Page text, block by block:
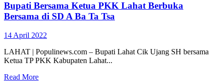
Bupati Bersama Ketua PKK Lahat Berbuka
Bersama di SD A Ba Ta Tsa
14 April 2022
LAHAT | Populinews.com – Bupati Lahat Cik Ujang SH bersama
Ketua TP PKK Kabupaten Lahat...
Read More